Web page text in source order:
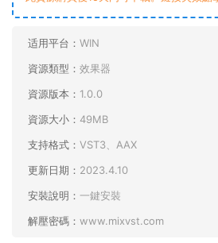
适用平台： WIN
資源類型： 效果器
資源版本： 1.0.0
資源大小： 49MB
支持格式： VST3、AAX
更新日期： 2023.4.10
安裝說明： 一鍵安裝
解壓密碼： www.mixvst.com